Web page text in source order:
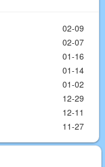
02-09
02-07
01-16
01-14
01-02
12-29
12-11
11-27